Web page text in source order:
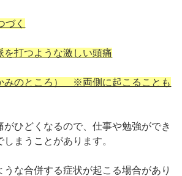
づく
を打つような激しい頭痛
みのところ） ※両側に起こることも
がひどくなるので、仕事や勉強ができ
まうことがあります。
うな合併する症状が起こる場合があり